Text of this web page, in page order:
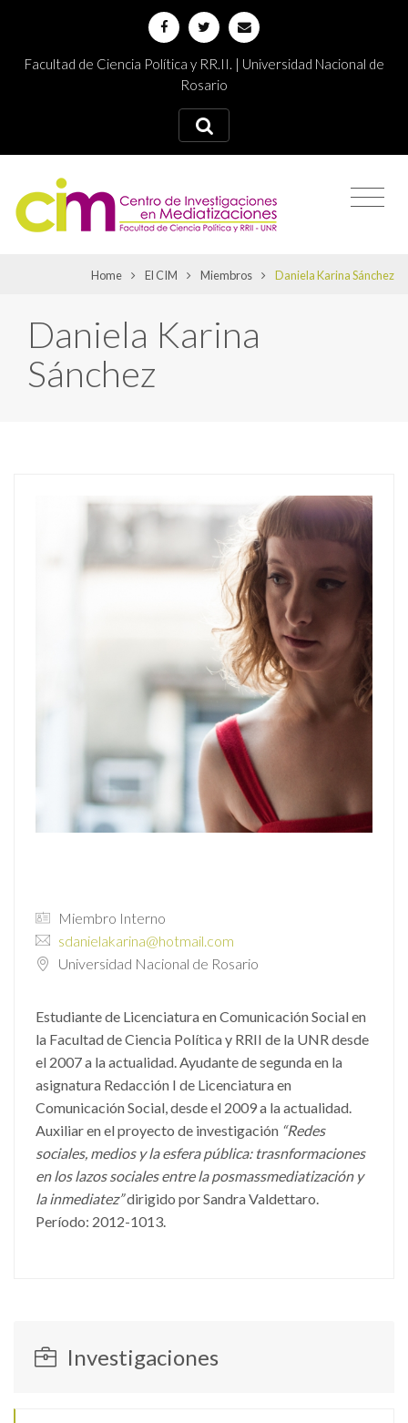
Facultad de Ciencia Política y RR.II. | Universidad Nacional de
Rosario
Home El CIM Miembros Daniela Karina Sánchez
Daniela Karina
Sánchez
Miembro Interno
sdanielakarina@hotmail.com
Universidad Nacional de Rosario
Estudiante de Licenciatura en Comunicación Social en
la Facultad de Ciencia Política y RRII de la UNR desde
el 2007 a la actualidad. Ayudante de segunda en la
asignatura Redacción I de Licenciatura en
Comunicación Social, desde el 2009 a la actualidad.
Auxiliar en el proyecto de investigación “Redes
sociales, medios y la esfera pública: trasnformaciones
en los lazos sociales entre la posmassmediatización y
la inmediatez”dirigido por Sandra Valdettaro.
Período: 2012-1013.
Investigaciones